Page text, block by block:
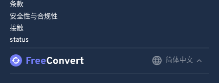
条款
安全性与合规性
接触
status
简体中文